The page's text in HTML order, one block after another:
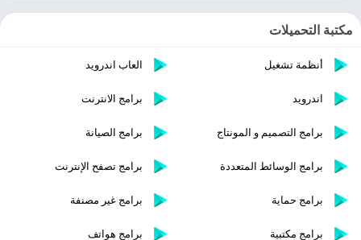
مكتبة التحميلات
أنظمة تشغيل العاب اندرويد
اندرويد برامج الانترنت
برامج التصميم و المونتاج برامج الصيانة
برامج الوسائط المتعددة برامج تصفح الإنترنت
برامج حماية برامج غير مصنفة
برامج مكتبية برامج هواتف